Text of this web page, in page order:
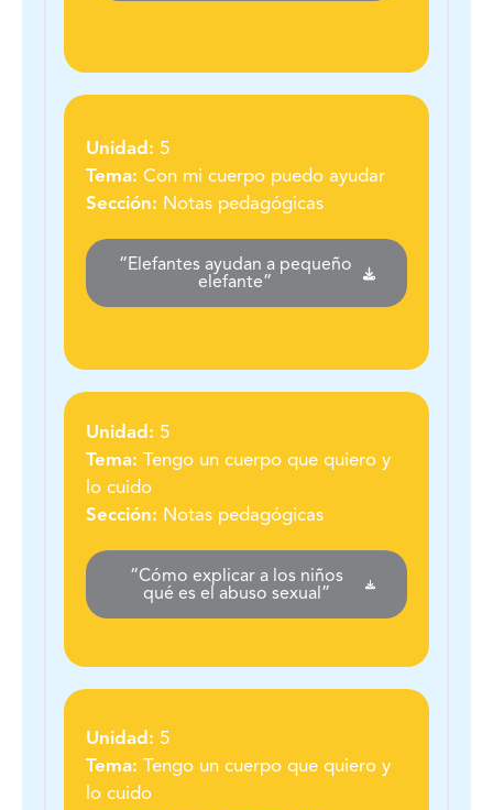
Unidad: 5
Tema: Con mi cuerpo puedo ayudar
Sección: Notas pedagógicas
“Elefantes ayudan a pequeño
elefante”
Unidad: 5
Tema: Tengo un cuerpo que quiero y
lo cuido
Sección: Notas pedagógicas
“Cómo explicar a los niños
qué es el abuso sexual”
Unidad: 5
Tema: Tengo un cuerpo que quiero y
lo cuido